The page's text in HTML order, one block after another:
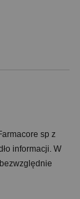
sp z
informacji. W